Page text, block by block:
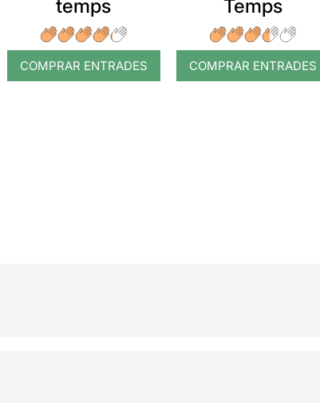
temps
COMPRAR ENTRADES
Temps
COMPRAR ENTRADES